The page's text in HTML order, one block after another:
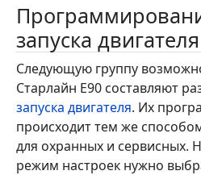
запуска двигателя
Следующую группу
Старлайн Е90 составляют
запуска двигателя. Их
происходит тем же
для охранных и сервисных.
режим настроек нужно